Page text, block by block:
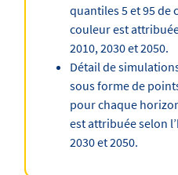
quantiles 5 et 95 de
couleur est
2010, 2030 et 2050.
Détail de
sous forme de
pour chaque
est attribuée selon
2030 et 2050.